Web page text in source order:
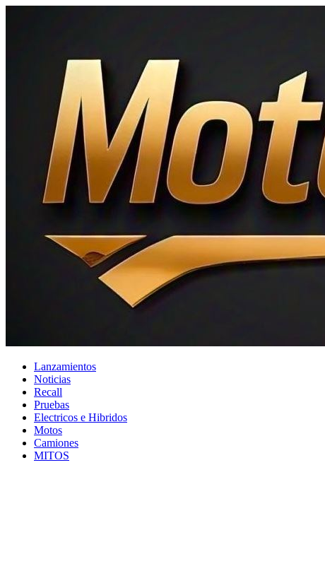
Lanzamientos
Noticias
Recall
Pruebas
Electricos e Hibridos
Motos
Camiones
MITOS